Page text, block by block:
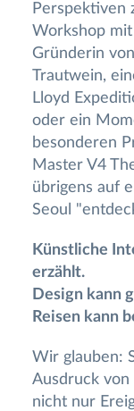
Perspektiven
Workshop
Gründerin
Trautwein,
Lloyd
oder ein
besonderen
Master V4
übrigens auf
Seoul
Künstliche
erzählt.
Design kann
Reisen kann
Wir glauben:
Ausdruck von
nicht nur